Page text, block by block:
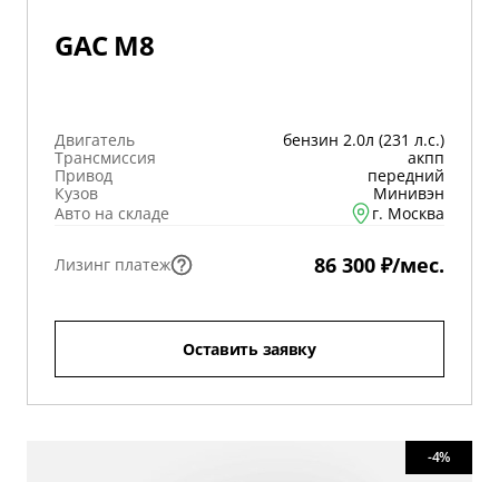
GAC M8
Двигатель
бензин 2.0л (231 л.с.)
Трансмиссия
акпп
Привод
передний
Кузов
Минивэн
Авто на складе
г. Москва
Лизинг платеж 86 300 ₽/мес.
Оставить заявку
-4%